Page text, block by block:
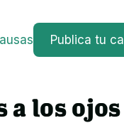
Publica tu
a los ojos